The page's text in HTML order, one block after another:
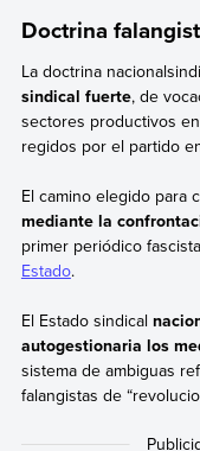
Doctrina
La doctrina
sindical fuerte, de
sectores productivos
regidos por el partido
El camino elegido para
mediante la
primer periódico
Estado.
El Estado sindical
autogestionaria los
sistema de ambiguas
falangistas de